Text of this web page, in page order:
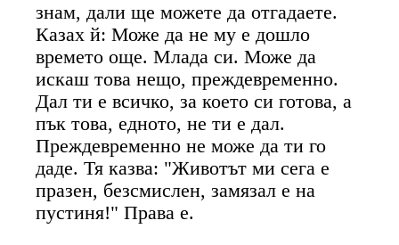
знам, дали ще можете да отгадаете.
Казах й: Може да не му е дошло
времето още. Млада си. Може да
искаш това нещо, преждевременно.
Дал ти е всичко, за което си готова, а
пък това, едното, не ти е дал.
Преждевременно не може да ти го
даде. Тя казва: "Животът ми сега е
празен, безсмислен, замязал е на
пустиня!" Права е.